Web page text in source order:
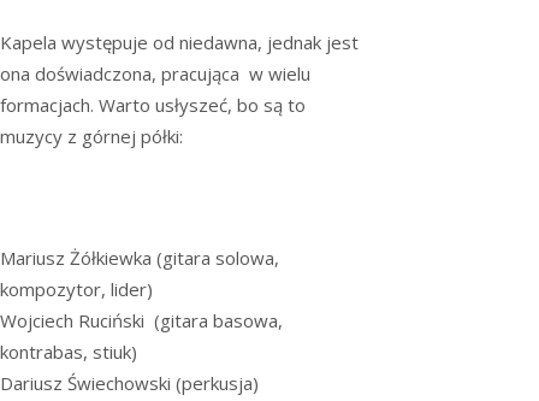
Kapela występuje od niedawna, jednak jest
ona doświadczona, pracująca w wielu
formacjach. Warto usłyszeć, bo są to
muzycy z górnej półki:
Mariusz Żółkiewka (gitara solowa,
kompozytor, lider)
Wojciech Ruciński (gitara basowa,
kontrabas, stiuk)
Dariusz Świechowski (perkusja)